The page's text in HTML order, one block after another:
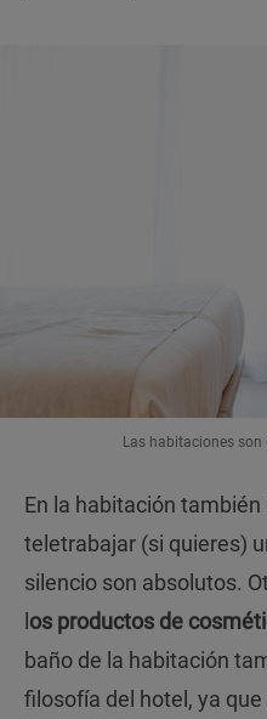
Las habitaciones
En la habitación
teletrabajar (si quieres)
silencio son absolutos.
os productos de
baño de la habitación
filosofía del hotel, ya que